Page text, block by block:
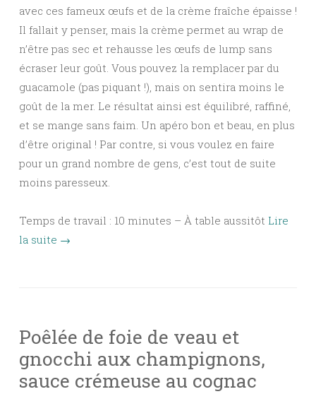
avec ces fameux œufs et de la crème fraîche épaisse !
Il fallait y penser, mais la crème permet au wrap de
n’être pas sec et rehausse les œufs de lump sans
écraser leur goût. Vous pouvez la remplacer par du
guacamole (pas piquant !), mais on sentira moins le
goût de la mer. Le résultat ainsi est équilibré, raffiné,
et se mange sans faim. Un apéro bon et beau, en plus
d’être original ! Par contre, si vous voulez en faire
pour un grand nombre de gens, c’est tout de suite
moins paresseux.
Temps de travail : 10 minutes – À table aussitôt Lire
la suite →
Poêlée de foie de veau et
gnocchi aux champignons,
sauce crémeuse au cognac